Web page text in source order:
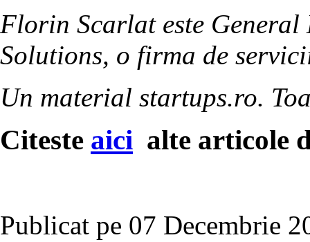
Florin Scarlat este
Solutions, o firma de
Un material startups.ro.
Citeste aici alte articole
Publicat pe 07 Decembrie